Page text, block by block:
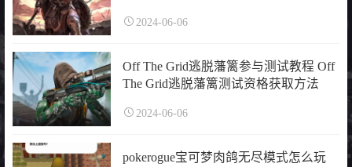
2024-06-06
Off The Grid逃脱藩篱参与测试教程 Off
The Grid逃脱藩篱测试资格获取方法
2024-06-06
pokerogue宝可梦肉鸽无尽模式怎么玩